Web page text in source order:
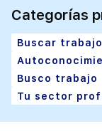
Categorías
Buscar trabajo
Busco trabajo
Tu sector